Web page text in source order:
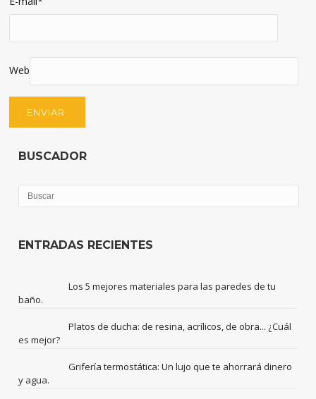
Web
BUSCADOR
ENTRADAS RECIENTES
Los 5 mejores materiales para las paredes de tu
baño.
Platos de ducha: de resina, acrílicos, de obra... ¿Cuál
es mejor?
Grifería termostática: Un lujo que te ahorrará dinero
y agua.